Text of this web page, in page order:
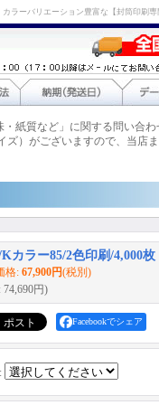
ラーバリエーション豊富な【封筒印刷
紙質など」に関する問い合わ
）がございますので、当店
カラー85/2色印刷/4,000枚
格: 67,900円(税別)
: 74,690円)
Facebookでシェア
: